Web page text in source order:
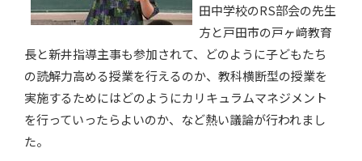
田中学校のRS部会の先生
方と戸田市の戸ヶ﨑教育
長と新井指導主事も参加されて、どのように子どもたち
の読解力高める授業を行えるのか、教科横断型の授業を
実施するためにはどのようにカリキュラムマネジメント
を行っていったらよいのか、など熱い議論が行われまし
た。